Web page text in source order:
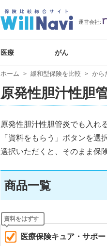
運営会社:
医療 がん
ホーム 緩和型保険を比較 から
原発性胆汁性胆
原発性胆汁性胆管炎でも入れ
「資料をもらう」ボタンを
選択いただくと、そのまま保
商品一覧
医療保険キュア・サポ